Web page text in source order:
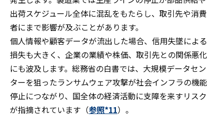
出荷スケジュール全体に混乱をもたらし、取引先や消費
者にまで影響が及ぶことがあります。
個人情報や顧客データが流出した場合、信用失墜による
損失も大きく、企業の業績や株価、取引先との関係悪化
にも波及します。総務省の白書では、大規模データセン
ターを狙ったランサムウェア攻撃が社会インフラの機能
停止につながり、国全体の経済活動に支障を来すリスク
が指摘されています（参照*11）。